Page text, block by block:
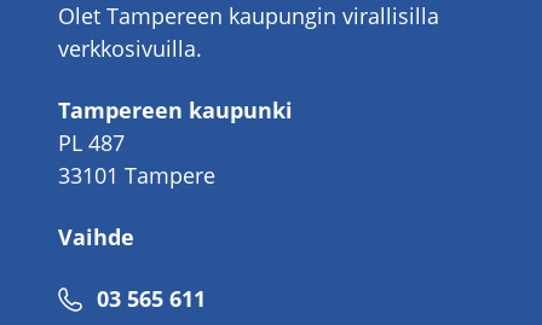
Olet Tampereen kaupungin virallisilla
verkkosivuilla.
Tampereen kaupunki
PL 487
33101 Tampere
Vaihde
Puhelinnumero
03 565 611